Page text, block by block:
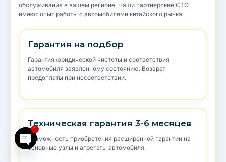
обслуживания в вашем регионе. Наши партнерские СТО
имеют опыт работы с автомобилями китайского рынка.
Гарантия на подбор
Гарантия юридической чистоты и соответствия
автомобиля заявленному состоянию. Возврат
предоплаты при несоответствии.
Техническая гарантия 3-6 месяцев
Возможность приобретения расширенной гарантии на
основные узлы и агрегаты автомобиля.
1